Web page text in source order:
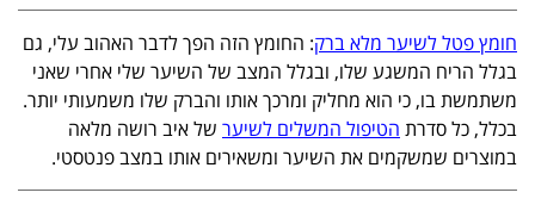
חומץ פטל לשיער מלא ברק: החומץ הזה הפך לדבר האהוב עלי, גם
בגלל הריח המשגע שלו, ובגלל המצב של השיער שלי אחרי שאני
משתמשת בו, כי הוא מחליק ומרכך אותו והברק שלו משמעותי יותר.
בכלל, כל סדרת הטיפול המשלים לשיער של איב רושה מלאה
במוצרים שמשקמים את השיער ומשאירים אותו במצב פנטסטי.